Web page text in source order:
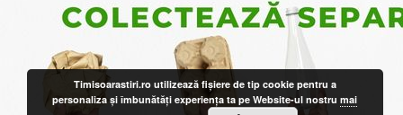
Timisoarastiri.ro utilizează fişiere de tip cookie pentru a
personaliza și îmbunătăți experiența ta pe Website-ul nostrumai